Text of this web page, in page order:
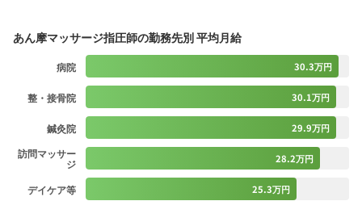
あん摩マッサージ指圧師の勤務先別 平均月給
病院 30.3万円
整・接骨院 30.1万円
鍼灸院 29.9万円
訪問マッサー
ジ 28.2万円
デイケア等 25.3万円